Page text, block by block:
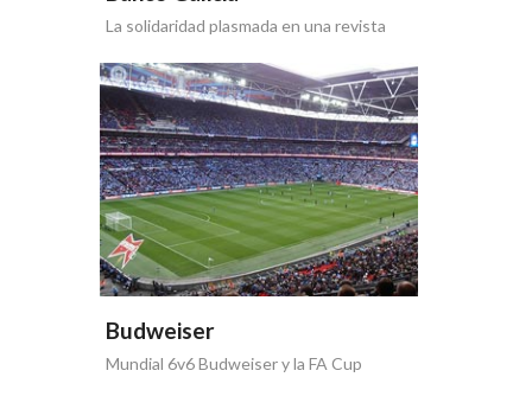
La solidaridad plasmada en una revista
Budweiser
Mundial 6v6 Budweiser y la FA Cup